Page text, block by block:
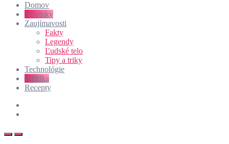
Domov
Novinky
Zaujímavosti
Fakty
Legendy
Ľudské telo
Tipy a triky
Technológie
Politika
Recepty